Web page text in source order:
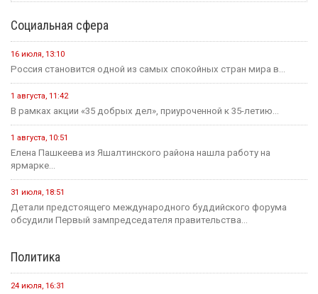
Социальная сфера
16 июля, 13:10
Россия становится одной из самых спокойных стран мира в...
1 августа, 11:42
В рамках акции «35 добрых дел», приуроченной к 35-летию...
1 августа, 10:51
Елена Пашкеева из Яшалтинского района нашла работу на
ярмарке...
31 июля, 18:51
Детали предстоящего международного буддийского форума
обсудили Первый зампредседателя правительства...
Политика
24 июля, 16:31